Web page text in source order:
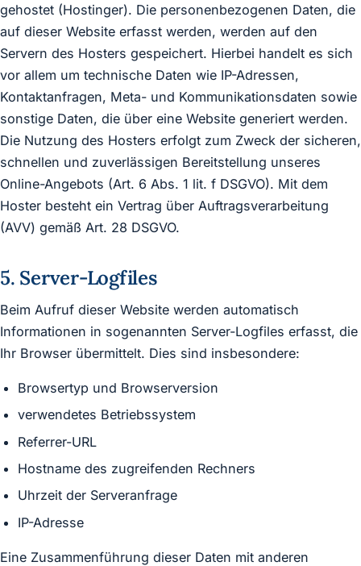
gehostet (Hostinger). Die personenbezogenen Daten, die
auf dieser Website erfasst werden, werden auf den
Servern des Hosters gespeichert. Hierbei handelt es sich
vor allem um technische Daten wie IP-Adressen,
Kontaktanfragen, Meta- und Kommunikationsdaten sowie
sonstige Daten, die über eine Website generiert werden.
Die Nutzung des Hosters erfolgt zum Zweck der sicheren,
schnellen und zuverlässigen Bereitstellung unseres
Online-Angebots (Art. 6 Abs. 1 lit. f DSGVO). Mit dem
Hoster besteht ein Vertrag über Auftragsverarbeitung
(AVV) gemäß Art. 28 DSGVO.
5. Server-Logfiles
Beim Aufruf dieser Website werden automatisch
Informationen in sogenannten Server-Logfiles erfasst, die
Ihr Browser übermittelt. Dies sind insbesondere:
Browsertyp und Browserversion
verwendetes Betriebssystem
Referrer-URL
Hostname des zugreifenden Rechners
Uhrzeit der Serveranfrage
IP-Adresse
Eine Zusammenführung dieser Daten mit anderen